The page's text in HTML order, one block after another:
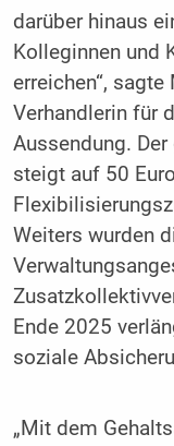
darüber hinaus
Kolleginnen und
erreichen“,
Verhandlerin für
Aussendung.
steigt auf 50
Weiters wurden
Ende 2025
soziale
„Mit dem